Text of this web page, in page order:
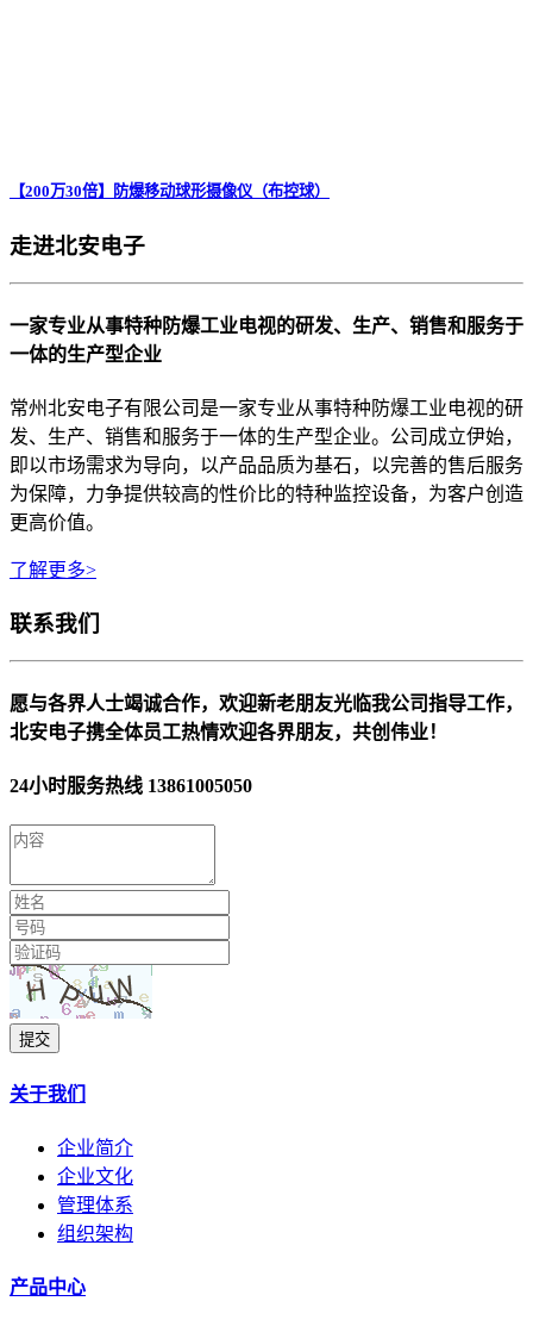
【200万30倍】防爆移动球形摄像仪（布控球）
走进北安电子
一家专业从事特种防爆工业电视的研发、生产、销售和服务于
一体的生产型企业
常州北安电子有限公司是一家专业从事特种防爆工业电视的研
发、生产、销售和服务于一体的生产型企业。公司成立伊始，
即以市场需求为导向，以产品品质为基石，以完善的售后服务
为保障，力争提供较高的性价比的特种监控设备，为客户创造
更高价值。
了解更多>
联系我们
愿与各界人士竭诚合作，欢迎新老朋友光临我公司指导工作，
北安电子携全体员工热情欢迎各界朋友，共创伟业！
24小时服务热线 13861005050
提交
关于我们
企业简介
企业文化
管理体系
组织架构
产品中心